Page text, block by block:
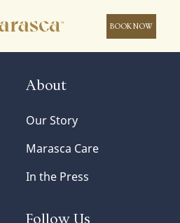
BOOK NOW
About
Our Story
Marasca Care
In the Press
Follow Us